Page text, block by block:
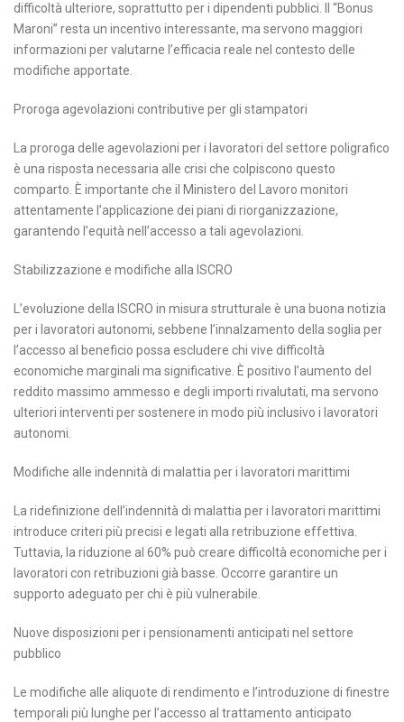
difficoltà ulteriore, soprattutto per i dipendenti pubblici. Il “Bonus
Maroni” resta un incentivo interessante, ma servono maggiori
informazioni per valutarne l’efficacia reale nel contesto delle
modifiche apportate.
Proroga agevolazioni contributive per gli stampatori
La proroga delle agevolazioni per i lavoratori del settore poligrafico
è una risposta necessaria alle crisi che colpiscono questo
comparto. È importante che il Ministero del Lavoro monitori
attentamente l’applicazione dei piani di riorganizzazione,
garantendo l’equità nell’accesso a tali agevolazioni.
Stabilizzazione e modifiche alla ISCRO
L’evoluzione della ISCRO in misura strutturale è una buona notizia
per i lavoratori autonomi, sebbene l’innalzamento della soglia per
l’accesso al beneficio possa escludere chi vive difficoltà
economiche marginali ma significative. È positivo l’aumento del
reddito massimo ammesso e degli importi rivalutati, ma servono
ulteriori interventi per sostenere in modo più inclusivo i lavoratori
autonomi.
Modifiche alle indennità di malattia per i lavoratori marittimi
La ridefinizione dell’indennità di malattia per i lavoratori marittimi
introduce criteri più precisi e legati alla retribuzione effettiva.
Tuttavia, la riduzione al 60% può creare difficoltà economiche per i
lavoratori con retribuzioni già basse. Occorre garantire un
supporto adeguato per chi è più vulnerabile.
Nuove disposizioni per i pensionamenti anticipati nel settore
pubblico
Le modifiche alle aliquote di rendimento e l’introduzione di finestre
temporali più lunghe per l’accesso al trattamento anticipato